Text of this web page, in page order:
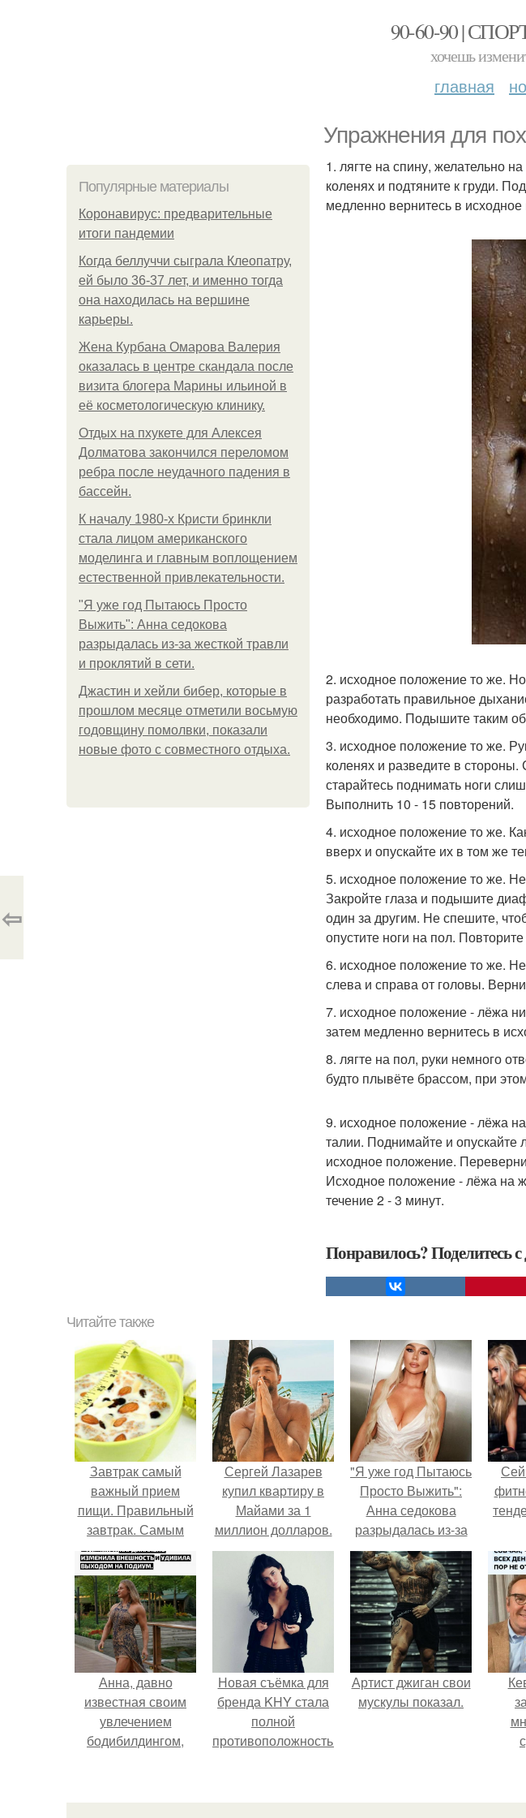
90-60-90 |
хочешь
главная
Упражнения для
Популярные материалы
Коронавирус: предварительные
итоги пандемии
Когда беллуччи сыграла Клеопатру,
ей было 36-37 лет, и именно тогда
она находилась на вершине
карьеры.
Жена Курбана Омарова Валерия
оказалась в центре скандала после
визита блогера Марины ильиной в
её косметологическую клинику.
Отдых на пхукете для Алексея
Долматова закончился переломом
ребра после неудачного падения в
бассейн.
К началу 1980-х Кристи бринкли
стала лицом американского
моделинга и главным воплощением
естественной привлекательности.
"Я уже год Пытаюсь Просто
Выжить": Анна седокова
разрыдалась из-за жесткой травли
и проклятий в сети.
Джастин и хейли бибер, которые в
прошлом месяце отметили восьмую
годовщину помолвки, показали
новые фото с совместного отдыха.
1. лягте на спину, желательно
коленях и подтяните к груди.
медленно вернитесь в
2. исходное положение то же.
разработать правильное
необходимо. Подышите таким
3. исходное положение то же.
коленях и разведите в
старайтесь поднимать ноги
Выполнить 10 - 15 повторений.
4. исходное положение то же.
вверх и опускайте их в том же
5. исходное положение то же. Не
Закройте глаза и подышите
один за другим. Не спешите,
опустите ноги на пол.
6. исходное положение то же. Не
слева и справа от головы.
7. исходное положение - лёжа
затем медленно вернитесь в
8. лягте на пол, руки немного
будто плывёте брассом, при
9. исходное положение - лёжа
талии. Поднимайте и
исходное положение.
Исходное положение - лёжа на
течение 2 - 3 минут.
Понравилось? Поделитесь
⇦
Читайте также
Завтрак самый
важный прием
пищи. Правильный
завтрак. Самым
важным приемом
пищи по праву
можно завтрак
назвать.
Сергей Лазарев
купил квартиру в
Майами за 1
миллион долларов.
"Я уже год Пытаюсь
Просто Выжить":
Анна седокова
разрыдалась из-за
жесткой травли и
проклятий в сети.
Анна, давно
известная своим
увлечением
бодибилдингом,
в роли модели.
Новая съёмка для
бренда KHY стала
полной
противоположностью
ассоциировалась
Артист джиган свои
мускулы показал.